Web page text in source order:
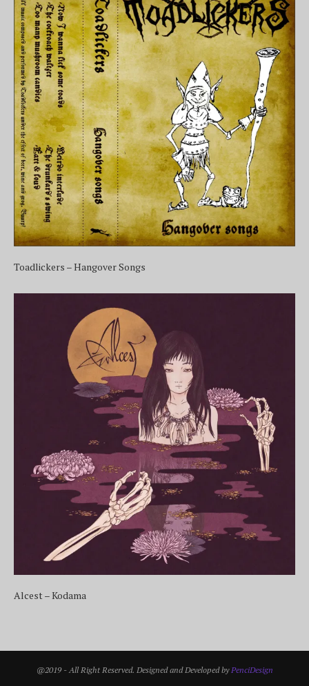
Toadlickers – Hangover Songs
Alcest – Kodama
@2019 - All Right Reserved. Designed and Developed by PenciDesign